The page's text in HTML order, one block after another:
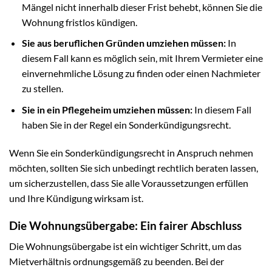
Mängel nicht innerhalb dieser Frist behebt, können Sie die
Wohnung fristlos kündigen.
Sie aus beruflichen Gründen umziehen müssen:In
diesem Fall kann es möglich sein, mit Ihrem Vermieter eine
einvernehmliche Lösung zu finden oder einen Nachmieter
zu stellen.
Sie in ein Pflegeheim umziehen müssen:In diesem Fall
haben Sie in der Regel ein Sonderkündigungsrecht.
Wenn Sie ein Sonderkündigungsrecht in Anspruch nehmen
möchten, sollten Sie sich unbedingt rechtlich beraten lassen,
um sicherzustellen, dass Sie alle Voraussetzungen erfüllen
und Ihre Kündigung wirksam ist.
Die Wohnungsübergabe: Ein fairer Abschluss
Die Wohnungsübergabe ist ein wichtiger Schritt, um das
Mietverhältnis ordnungsgemäß zu beenden. Bei der